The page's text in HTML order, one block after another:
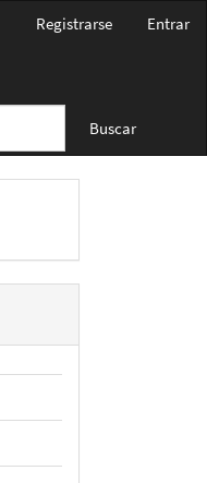
Registrarse Entrar
Buscar